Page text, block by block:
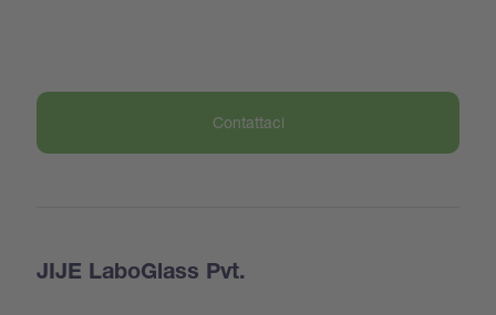
Contattaci
JIJE LaboGlass Pvt.